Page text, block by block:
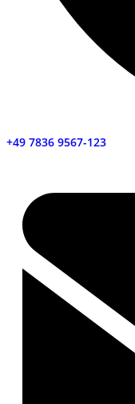
+49 7836 9567-123